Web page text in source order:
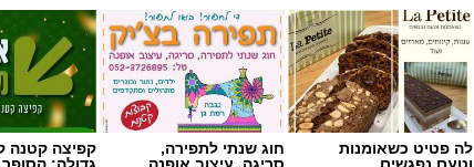
אילוסטרציה AI
לה פטיט כשאומנות
וטעם נפגשים
חוג שנתי לתפירה,
סריגה, עיצוב אופנה
קפיצה קטנה
גדולה: הסופר
שמביא את
הגדולות